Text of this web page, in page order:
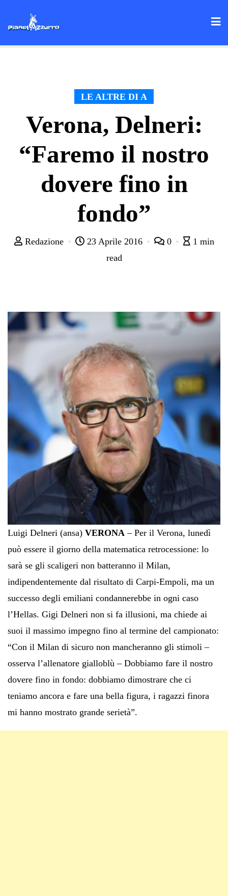
LE ALTRE DI A
Verona, Delneri:
“Faremo il nostro
dovere fino in
fondo”
Redazione 23 Aprile 2016 0
1 min
read
Luigi Delneri (ansa) VERONA – Per il Verona, lunedì
può essere il giorno della matematica retrocessione: lo
sarà se gli scaligeri non batteranno il Milan,
indipendentemente dal risultato di Carpi-Empoli, ma un
successo degli emiliani condannerebbe in ogni caso
l’Hellas. Gigi Delneri non si fa illusioni, ma chiede ai
suoi il massimo impegno fino al termine del campionato:
“Con il Milan di sicuro non mancheranno gli stimoli –
osserva l’allenatore gialloblù – Dobbiamo fare il nostro
dovere fino in fondo: dobbiamo dimostrare che ci
teniamo ancora e fare una bella figura, i ragazzi finora
mi hanno mostrato grande serietà”.